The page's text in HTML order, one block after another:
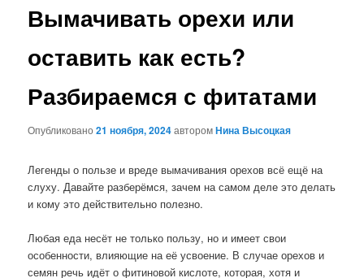
Вымачивать орехи или
оставить как есть?
Разбираемся с фитатами
Опубликовано21 ноября, 2024авторомНина Высоцкая
Легенды о пользе и вреде вымачивания орехов всё ещё на
слуху. Давайте разберёмся, зачем на самом деле это делать
и кому это действительно полезно.
Любая еда несёт не только пользу, но и имеет свои
особенности, влияющие на её усвоение. В случае орехов и
семян речь идёт о фитиновой кислоте, которая, хотя и